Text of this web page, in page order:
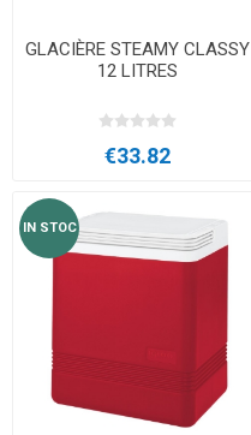
GLACIÈRE STEAMY CLASSY
12 LITRES
€33.82
IN STOC